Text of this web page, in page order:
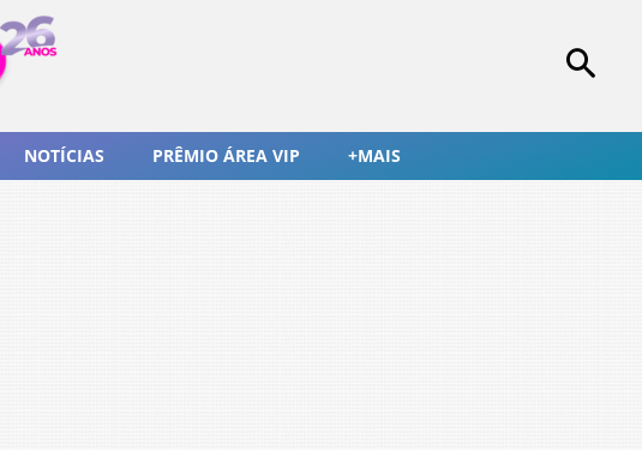
NOTÍCIAS PRÊMIO ÁREA VIP +MAIS